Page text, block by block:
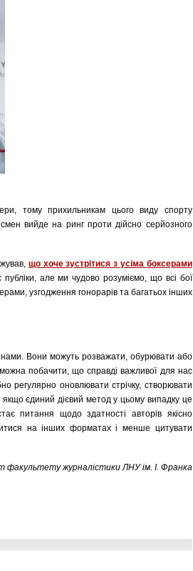
тому прихильникам цього виду спорту
вийде на ринг проти дійсно серйозного
що хоче зустрітися з усіма боксерами
публіки, але ми чудово розуміємо, що всі бої
узгодження гонорарів та багатьох інших
Вони можуть розважати, обурювати або
можна побачити, що справді важливої для нас
регулярно оновлювати стрічку, створювати
якщо єдиний дієвий метод у цьому випадку це
питання щодо здатності авторів якісно
на інших форматах і менше цитувати
факультету журналістики ЛНУ ім. І. Франка